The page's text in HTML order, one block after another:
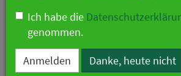
Ich habe die
genommen.
Anmelden Danke, heute nicht